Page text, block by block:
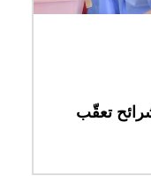
على شرائح تعقّب